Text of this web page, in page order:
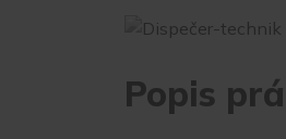
Popis